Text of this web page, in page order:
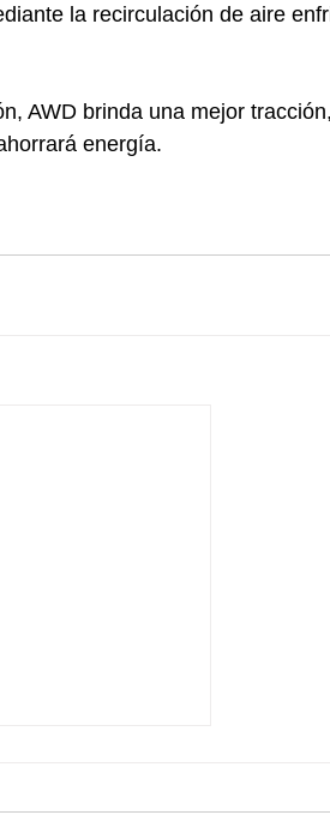
la recirculación de aire
AWD brinda una mejor
energía.